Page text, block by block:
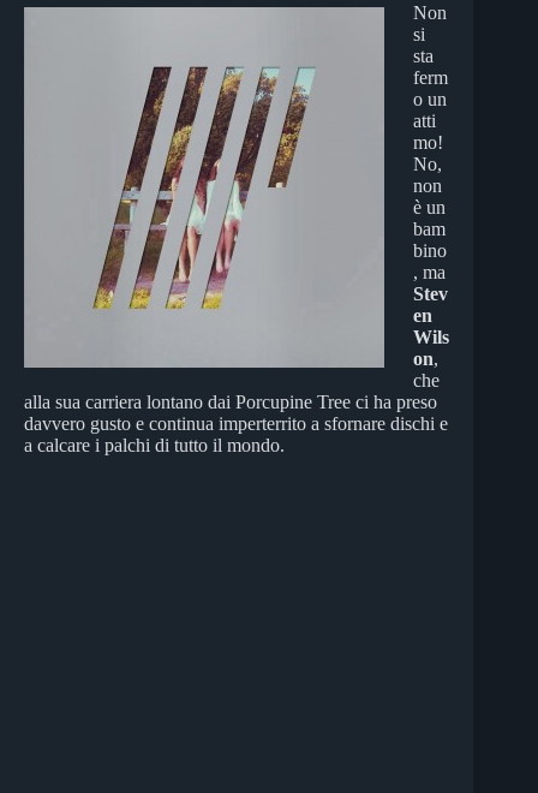
Non
si
sta
ferm
o un
atti
mo!
No,
non
è un
bam
bino
, ma
Stev
en
Wils
on,
che
alla sua carriera lontano dai Porcupine Tree ci ha preso
davvero gusto e continua imperterrito a sfornare dischi e
a calcare i palchi di tutto il mondo.